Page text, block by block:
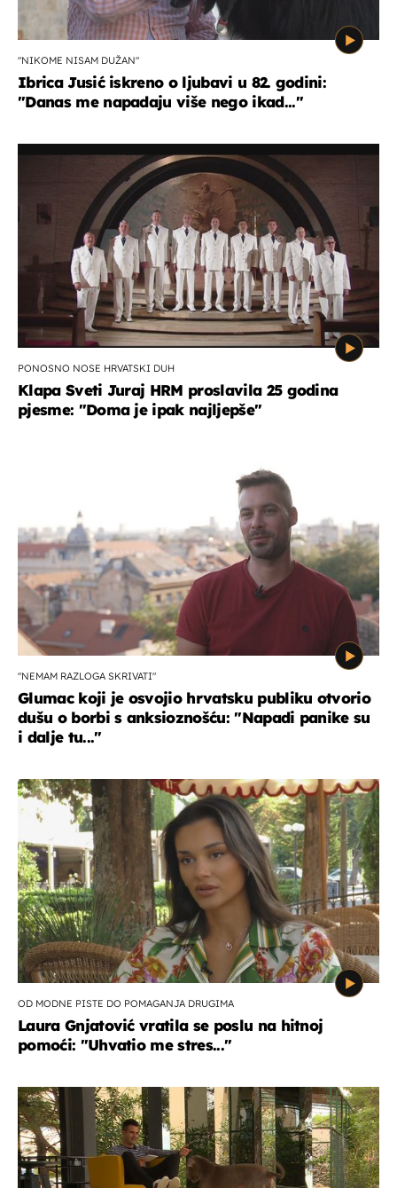
"NIKOME NISAM DUŽAN"
Ibrica Jusić iskreno o ljubavi u 82. godini:
"Danas me napadaju više nego ikad..."
PONOSNO NOSE HRVATSKI DUH
Klapa Sveti Juraj HRM proslavila 25 godina
pjesme: "Doma je ipak najljepše"
"NEMAM RAZLOGA SKRIVATI"
Glumac koji je osvojio hrvatsku publiku otvorio
dušu o borbi s anksioznošću: "Napadi panike su
i dalje tu..."
OD MODNE PISTE DO POMAGANJA DRUGIMA
Laura Gnjatović vratila se poslu na hitnoj
pomoći: "Uhvatio me stres..."